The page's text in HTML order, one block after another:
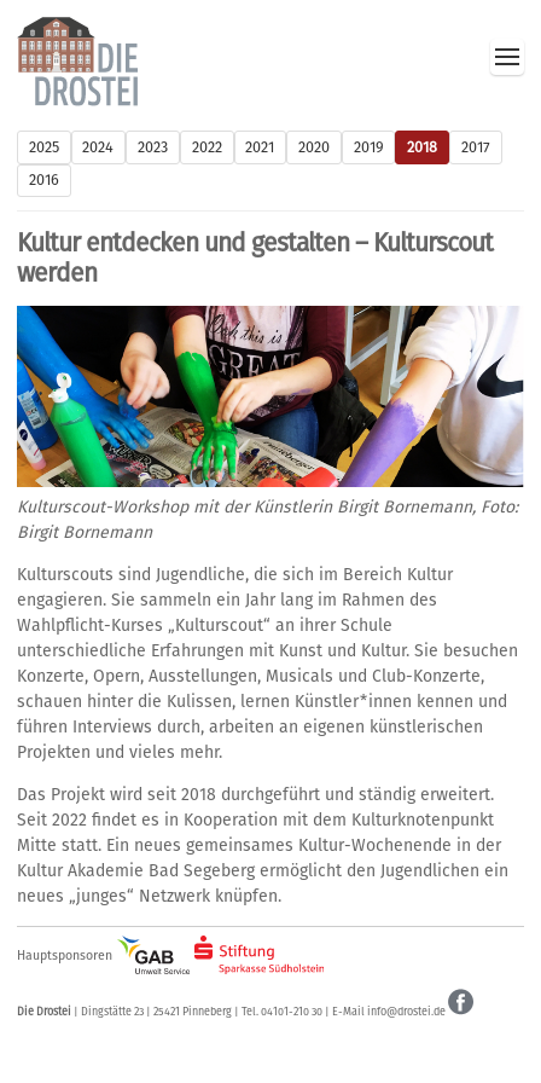
Kultur entdecken und gestalten – Kulturscout
werden
Kulturscout-Workshop mit der Künstlerin Birgit Bornemann, Foto:
Birgit Bornemann
Kulturscouts sind Jugendliche, die sich im Bereich Kultur
engagieren. Sie sammeln ein Jahr lang im Rahmen des
Wahlpflicht-Kurses „Kulturscout“ an ihrer Schule
unterschiedliche Erfahrungen mit Kunst und Kultur. Sie besuchen
Konzerte, Opern, Ausstellungen, Musicals und Club-Konzerte,
schauen hinter die Kulissen, lernen Künstler*innen kennen und
führen Interviews durch, arbeiten an eigenen künstlerischen
Projekten und vieles mehr.
Das Projekt wird seit 2018 durchgeführt und ständig erweitert.
Seit 2022 findet es in Kooperation mit dem Kulturknotenpunkt
Mitte statt. Ein neues gemeinsames Kultur-Wochenende in der
Kultur Akademie Bad Segeberg ermöglicht den Jugendlichen ein
neues „junges“ Netzwerk knüpfen.
2025 2024 2023 2022 2021 2020 2019 2018
2017
2016
Hauptsponsoren
Die Drostei | Dingstätte 23 | 25421 Pinneberg | Tel. 04101-210 30 | E-Mail info@drostei.de